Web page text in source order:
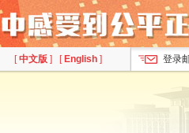
[中文版 ] [ English ] 登录